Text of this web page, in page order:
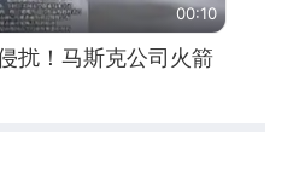
00:10
扰！马斯克公司火箭